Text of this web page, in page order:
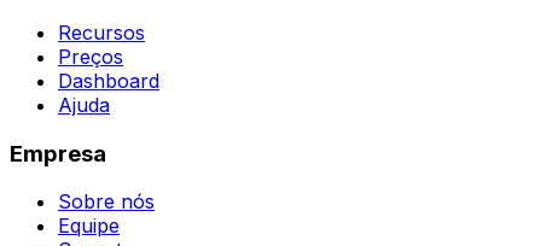
Recursos
Preços
Dashboard
Ajuda
Empresa
Sobre nós
Equipe